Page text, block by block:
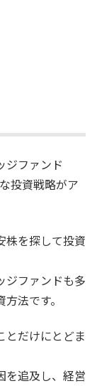
ジファンド
投資戦略がア
株を探して投資
ジファンドも多
法です。
とだけにとどま
を追及し、経営